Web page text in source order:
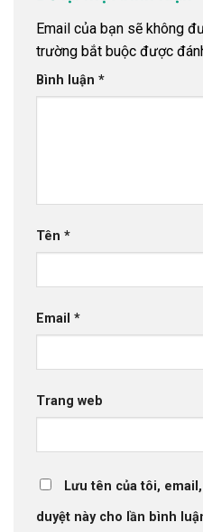
Email của bạn sẽ không
trường bắt buộc được
Bình luận *
Tên *
Email *
Trang web
Lưu tên của tôi,
duyệt này cho lần bình